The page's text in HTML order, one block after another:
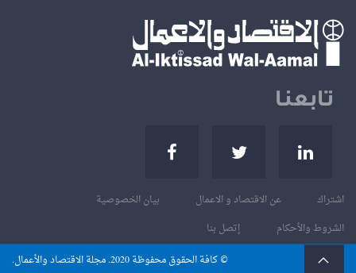
تابعنا
اشتراك عن الاقتصاد و الاعمال
بيان الخصوصية
الشروط والأحكام
إتصل بنا
© كافة الحقوق محفوظة 2020. مجلة الاقتصاد والأعمال.